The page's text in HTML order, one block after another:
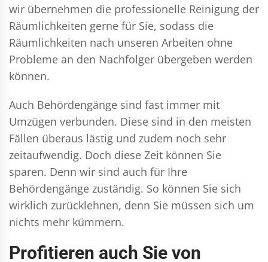
wir übernehmen die professionelle Reinigung der
Räumlichkeiten gerne für Sie, sodass die
Räumlichkeiten nach unseren Arbeiten ohne
Probleme an den Nachfolger übergeben werden
können.
Auch Behördengänge sind fast immer mit
Umzügen verbunden. Diese sind in den meisten
Fällen überaus lästig und zudem noch sehr
zeitaufwendig. Doch diese Zeit können Sie
sparen. Denn wir sind auch für Ihre
Behördengänge zuständig. So können Sie sich
wirklich zurücklehnen, denn Sie müssen sich um
nichts mehr kümmern.
Profitieren auch Sie von